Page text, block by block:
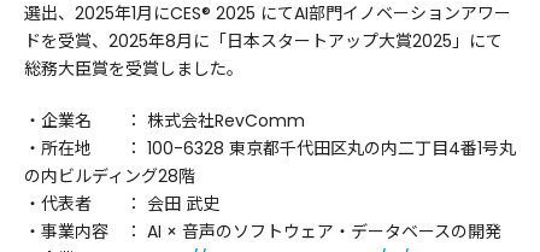
選出、2025年1月にCES® 2025 にてAI部門イノベーションアワー
ドを受賞、2025年8月に「日本スタートアップ大賞2025」にて
総務大臣賞を受賞しました。
・企業名 ： 株式会社RevComm
・所在地 ： 100-6328 東京都千代田区丸の内二丁目4番1号丸
の内ビルディング28階
・代表者 ： 会田 武史
・事業内容 ： AI × 音声のソフトウェア・データベースの開発